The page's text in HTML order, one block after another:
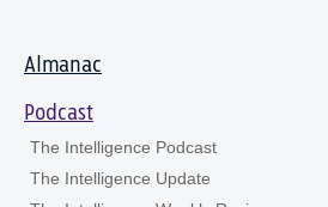
Almanac
Podcast
The Intelligence Podcast
The Intelligence Update